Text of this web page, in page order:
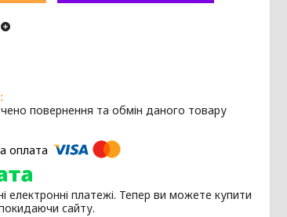
повернення та обмін даного товару
електронні платежі. Тепер ви можете купити
сайту.